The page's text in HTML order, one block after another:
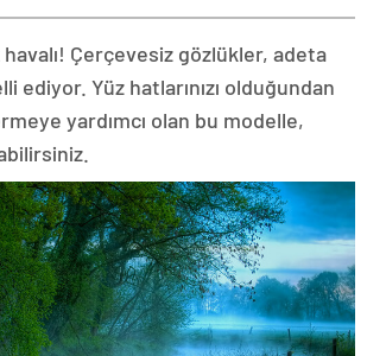
Çerçevesiz gözlükler, adeta
ediyor. Yüz hatlarınızı olduğundan
yardımcı olan bu modelle,